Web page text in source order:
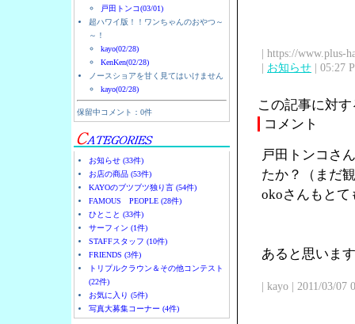
戸田トンコ(03/01)
超ハワイ版！！ワンちゃんのおやつ～
～！
kayo(02/28)
KenKen(02/28)
ノースショアを甘く見てはいけません
kayo(02/28)
保留中コメント：0件
お知らせ (33件)
お店の商品 (53件)
KAYOのブツブツ独り言 (54件)
FAMOUS PEOPLE (28件)
ひとこと (33件)
サーフィン (1件)
STAFFスタッフ (10件)
FRIENDS (3件)
トリプルクラウン＆その他コンテスト
(22件)
お気に入り (5件)
写真大募集コーナー (4件)
| https://www.plus-
| お知らせ | 05:27
この記事に対
コメント
戸田トンコさ
たか？（まだ
okoさんもとて
あると思いま
| kayo | 2011/03/07